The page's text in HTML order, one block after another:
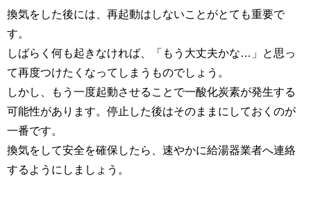
換気をした後には、再起動はしないことがとても重要で
す。
しばらく何も起きなければ、「もう大丈夫かな…」と思っ
て再度つけたくなってしまうものでしょう。
しかし、もう一度起動させることで一酸化炭素が発生する
可能性があります。停止した後はそのままにしておくのが
一番です。
換気をして安全を確保したら、速やかに給湯器業者へ連絡
するようにしましょう。